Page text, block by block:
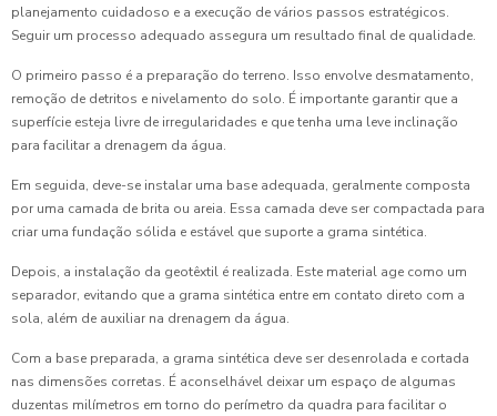
planejamento cuidadoso e a execução de vários passos estratégicos.
Seguir um processo adequado assegura um resultado final de qualidade.
O primeiro passo é a preparação do terreno. Isso envolve desmatamento,
remoção de detritos e nivelamento do solo. É importante garantir que a
superfície esteja livre de irregularidades e que tenha uma leve inclinação
para facilitar a drenagem da água.
Em seguida, deve-se instalar uma base adequada, geralmente composta
por uma camada de brita ou areia. Essa camada deve ser compactada para
criar uma fundação sólida e estável que suporte a grama sintética.
Depois, a instalação da geotêxtil é realizada. Este material age como um
separador, evitando que a grama sintética entre em contato direto com a
sola, além de auxiliar na drenagem da água.
Com a base preparada, a grama sintética deve ser desenrolada e cortada
nas dimensões corretas. É aconselhável deixar um espaço de algumas
duzentas milímetros em torno do perímetro da quadra para facilitar o